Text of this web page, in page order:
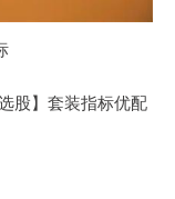
股】套装指标优配